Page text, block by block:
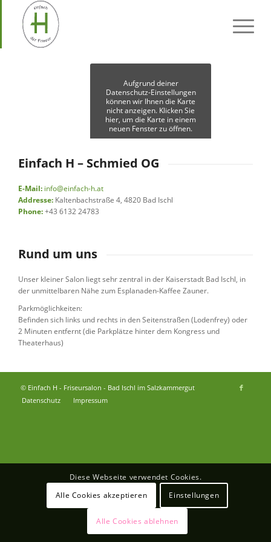
Aufgrund deiner
Datenschutz-Einstellungen
können wir Ihnen die Karte
nicht anzeigen. Klicken Sie
hier, um die Karte in einem
neuen Fenster zu öffnen.
Einfach H – Schmied OG
E-Mail: info@einfach-h.at
Addresse: Kaltenbachstraße 4, 4820 Bad Ischl
Phone:+43 6132 24783
Rund um uns
Unser kleiner Salon liegt sehr zentral in der Kaiserstadt Bad Ischl, in
der unmittelbaren Nähe zum Esplanaden-Kaffee Zauner.
Parkmöglichkeiten:
Befinden sich links und rechts in den Seitenstraßen (Lodenfrey) oder
2 Minuten entfernt (die Parkplätze hinter dem Kongress und
Theaterhaus)
© Einfach H - Friseursalon - Bad Ischl im Salzkammergut
Datenschutz
Impressum
Diese Webseite verwendet Cookies.
Alle Cookies akzeptieren
Einstellungen
Alle Cookies ablehnen